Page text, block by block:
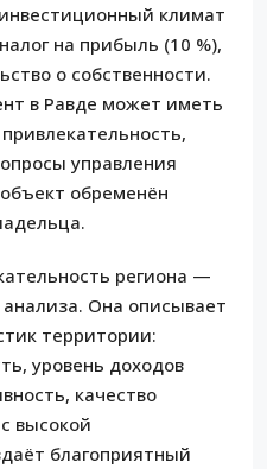
климат
на прибыль (10 %),
о собственности.
в Равде может иметь
управления
обременён
региона —
Она описывает
территории:
уровень доходов
качество
высокой
благоприятный